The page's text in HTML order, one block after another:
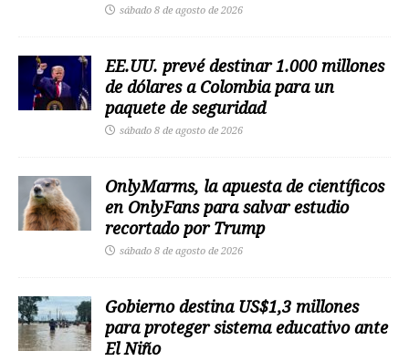
sábado 8 de agosto de 2026
EE.UU. prevé destinar 1.000 millones
de dólares a Colombia para un
paquete de seguridad
sábado 8 de agosto de 2026
OnlyMarms, la apuesta de científicos
en OnlyFans para salvar estudio
recortado por Trump
sábado 8 de agosto de 2026
Gobierno destina US$1,3 millones
para proteger sistema educativo ante
El Niño